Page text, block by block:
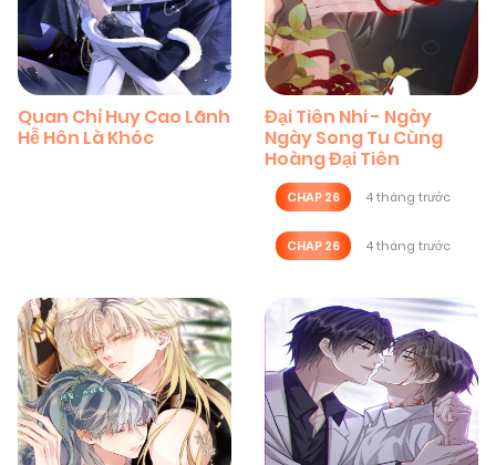
Quan Chỉ Huy Cao Lãnh
Hễ Hôn Là Khóc
Đại Tiên Nhi - Ngày
Ngày Song Tu Cùng
Hoàng Đại Tiên
CHAP 26 4 tháng trước
CHAP 26 4 tháng trước